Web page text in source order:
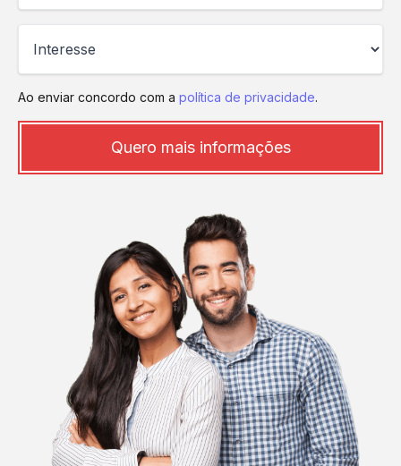
Ao enviar concordo com a política de privacidade.
Quero mais informações